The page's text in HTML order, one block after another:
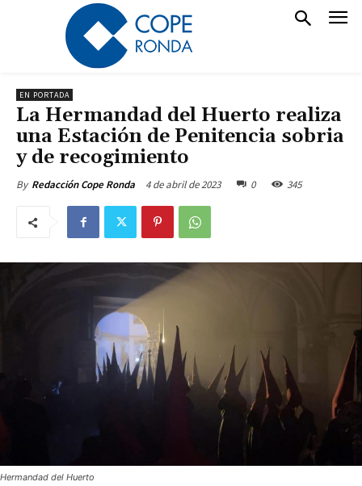
EN PORTADA
La Hermandad del Huerto realiza
una Estación de Penitencia sobria
y de recogimiento
By Redacción Cope Ronda 4 de abril de 2023 0 345
Hermandad del Huerto